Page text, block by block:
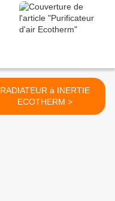
RADIATEUR à INERTIE
ECOTHERM >